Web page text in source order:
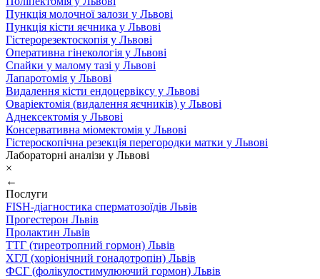
Пункція молочної залози у Львові
Пункція кісти яєчника у Львові
Гістерорезектоскопія у Львові
Оперативна гінекологія у Львові
Спайки у малому тазі у Львові
Лапаротомія у Львові
Видалення кісти ендоцервіксу у Львові
Оваріектомія (видалення яєчників) у Львові
Аднексектомія у Львові
Консервативна міомектомія у Львові
Гістероскопічна резекція перегородки матки у Львові
Лабораторні аналізи у Львові
×
←
Послуги
FISH-діагностика сперматозоїдів Львів
Прогестерон Львів
Пролактин Львів
ТТГ (тиреотропний гормон) Львів
ХГЛ (хоріонічний гонадотропін) Львів
ФСГ (фолікулостимулюючий гормон) Львів